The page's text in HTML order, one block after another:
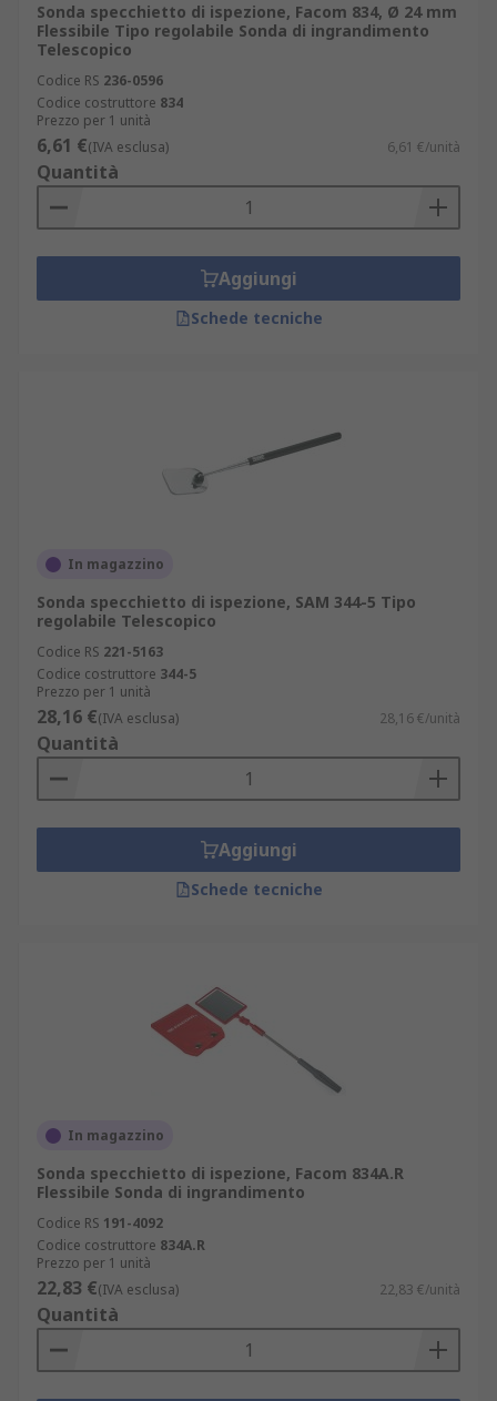
Sonda specchietto di ispezione, Facom 834, Ø 24 mm
Flessibile Tipo regolabile Sonda di ingrandimento
Telescopico
Codice RS 236-0596
Codice costruttore 834
Prezzo per 1 unità
6,61 €(IVA esclusa) 6,61 €/unità
Quantità
Aggiungi
Schede tecniche
In magazzino
Sonda specchietto di ispezione, SAM 344-5 Tipo
regolabile Telescopico
Codice RS 221-5163
Codice costruttore 344-5
Prezzo per 1 unità
28,16 €(IVA esclusa) 28,16 €/unità
Quantità
Aggiungi
Schede tecniche
In magazzino
Sonda specchietto di ispezione, Facom 834A.R
Flessibile Sonda di ingrandimento
Codice RS 191-4092
Codice costruttore 834A.R
Prezzo per 1 unità
22,83 €(IVA esclusa) 22,83 €/unità
Quantità